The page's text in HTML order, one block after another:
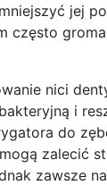
jej
często
nici
i
do
zalecić
zawsze